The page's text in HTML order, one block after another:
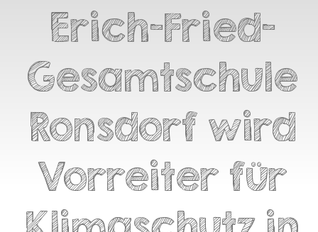
Erich-Fried-
Gesamtschule
Ronsdorf wird
Vorreiter für